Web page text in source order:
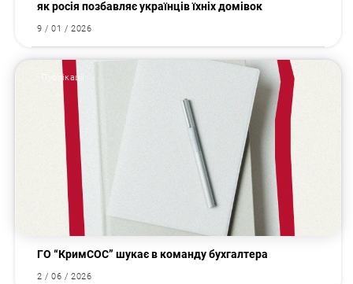
як росія позбавляє українців їхніх домівок
9 / 01 / 2026
Публікації
ГО “КримСОС” шукає в команду бухгалтера
2 / 06 / 2026